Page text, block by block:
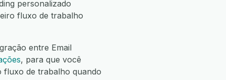
personalizado
fluxo de trabalho
entre Email
, para que você
fluxo de trabalho quando